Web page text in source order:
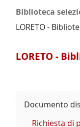
Biblioteca
LORETO -
LORETO -
Documento
Richiesta di